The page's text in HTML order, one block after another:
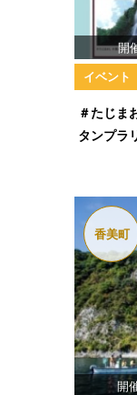
開
イベント
＃たじま
タンプラ
開
香美町